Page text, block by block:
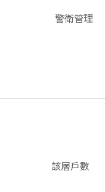
警衛管理
該層戶數